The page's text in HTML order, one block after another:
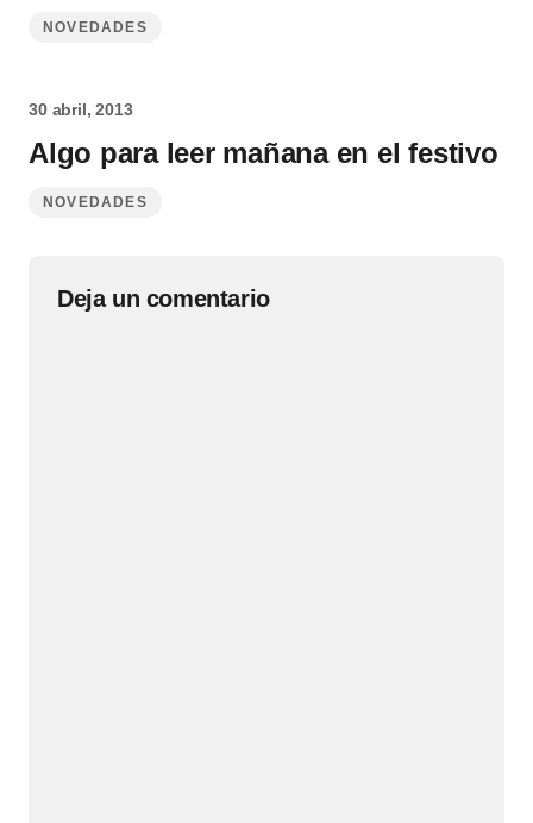
NOVEDADES
30 abril, 2013
Algo para leer mañana en el festivo
NOVEDADES
Deja un comentario